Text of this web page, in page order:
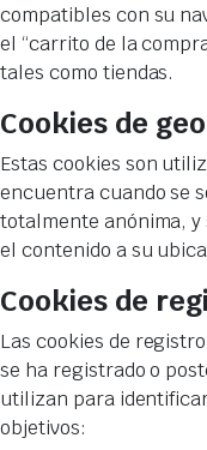
compatibles con su
el “carrito de la
tales como tiendas.
Cookies de
Estas cookies son
encuentra cuando se
totalmente anónima,
el contenido a su
Cookies de
Las cookies de
se ha registrado o
utilizan para
objetivos: